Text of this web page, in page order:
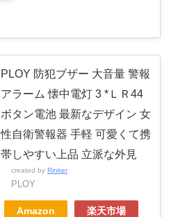
PLOY 防犯ブザー 大音量 警報
アラーム 懐中電灯 3 *ＬＲ44
ボタン電池 最新なデザイン 女
性自衛警報器 手軽 可愛くて携
帯しやすい上品 立派な外見
created by Rinker
PLOY
Amazon 楽天市場